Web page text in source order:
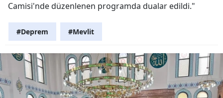
Camisi'nde düzenlenen programda dualar edildi."
#Deprem #Mevlit